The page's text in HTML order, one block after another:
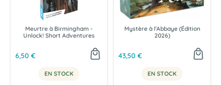
Meurtre à Birmingham -
Unlock! Short Adventures
6,50 €
EN STOCK
Mystère à l'Abbaye (Édition
2026)
43,50 €
EN STOCK